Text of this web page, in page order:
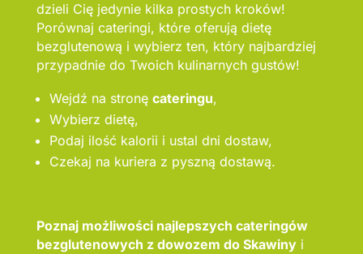
dzieli Cię jedynie kilka prostych kroków!
Porównaj cateringi, które oferują dietę
bezglutenową i wybierz ten, który najbardziej
przypadnie do Twoich kulinarnych gustów!
Wejdź na stronę cateringu,
Wybierz dietę,
Podaj ilość kalorii i ustal dni dostaw,
Czekaj na kuriera z pyszną dostawą.
Poznaj możliwości najlepszych cateringów
bezglutenowych z dowozem do Skawinyi